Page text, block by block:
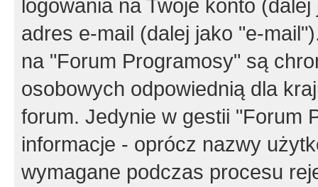
logowania na Twoje konto
adres e-mail (dalej jako "e-
na "Forum Programosy" są
osobowych odpowiednią dla
forum. Jedynie w gestii "Forum
informacje - oprócz nazwy
wymagane podczas procesu